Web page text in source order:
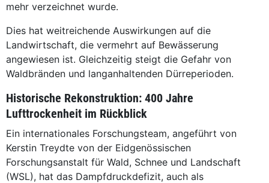
mehr verzeichnet wurde.
Dies hat weitreichende Auswirkungen auf die
Landwirtschaft, die vermehrt auf Bewässerung
angewiesen ist. Gleichzeitig steigt die Gefahr von
Waldbränden und langanhaltenden Dürreperioden.
Historische Rekonstruktion: 400 Jahre
Lufttrockenheit im Rückblick
Ein internationales Forschungsteam, angeführt von
Kerstin Treydte von der Eidgenössischen
Forschungsanstalt für Wald, Schnee und Landschaft
(WSL), hat das Dampfdruckdefizit, auch als